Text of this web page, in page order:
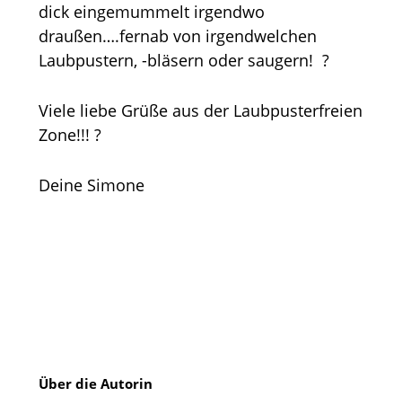
dick eingemummelt irgendwo
draußen….fernab von irgendwelchen
Laubpustern, -bläsern oder saugern! ?
Viele liebe Grüße aus der Laubpusterfreien
Zone!!! ?
Deine Simone
Über die Autorin